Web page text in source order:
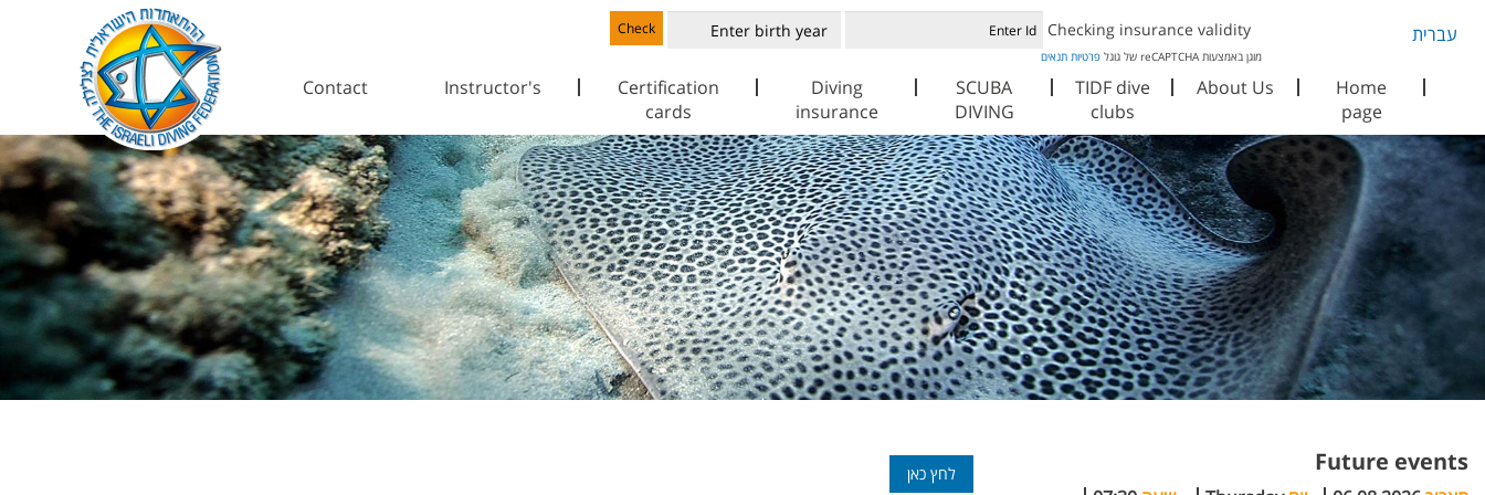
Checking insurance validity
Check
מוגן באמצעות reCAPTCHA של גוגל פרטיות תנאים
עברית
Home
page
About Us
TIDF dive
clubs
SCUBA
DIVING
Diving
insurance
Certification
cards
Instructor's
Contact
לחץ כאן Future events